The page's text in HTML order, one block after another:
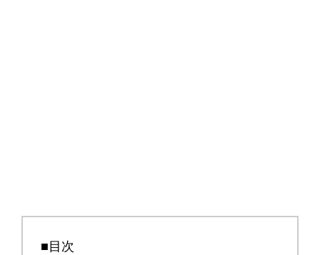
■目次